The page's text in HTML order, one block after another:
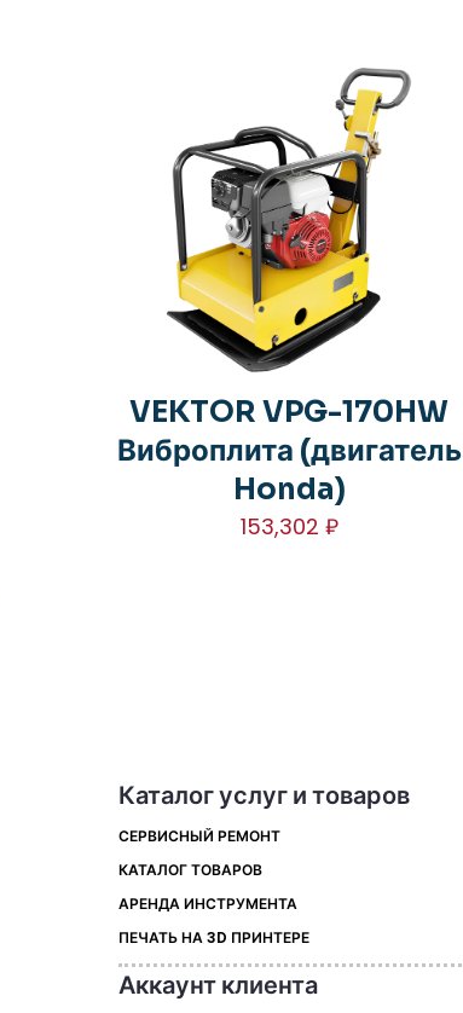
VEKTOR VPG-170HW
Виброплита (двигатель
Honda)
153,302 ₽
Каталог услуг и товаров
СЕРВИСНЫЙ РЕМОНТ
КАТАЛОГ ТОВАРОВ
АРЕНДА ИНСТРУМЕНТА
ПЕЧАТЬ НА 3D ПРИНТЕРЕ
Аккаунт клиента